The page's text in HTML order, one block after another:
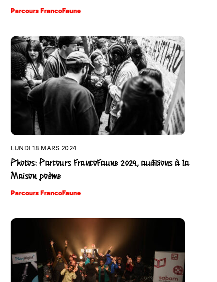
Parcours FrancoFaune
LUNDI 18 MARS 2024
Photos: Parcours FrancoFaune 2024, auditions à la
Maison poème
Parcours FrancoFaune